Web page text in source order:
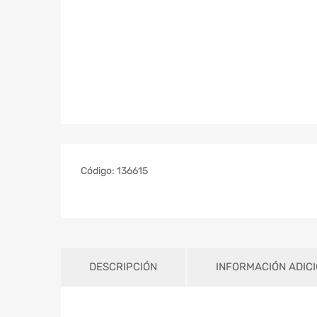
Código: 136615
DESCRIPCIÓN INFORMACIÓN